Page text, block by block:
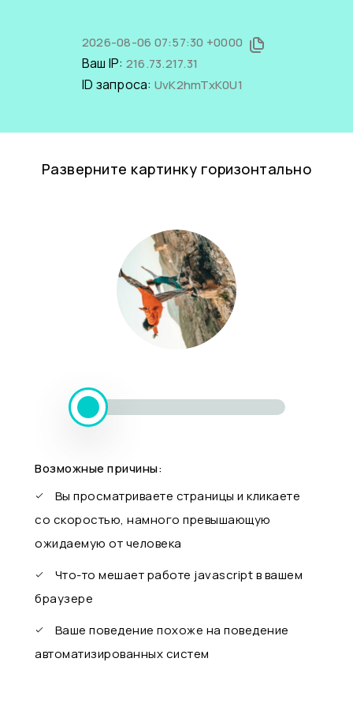
2026-08-06 07:57:30 +0000
Ваш IP: 216.73.217.31
ID запроса: UvK2hmTxK0U1
Разверните картинку горизонтально
Возможные причины:
Вы просматриваете страницы и кликаете
со скоростью, намного превышающую
ожидаемую от человека
Что-то мешает работе javascript в вашем
браузере
Ваше поведение похоже на поведение
автоматизированных систем